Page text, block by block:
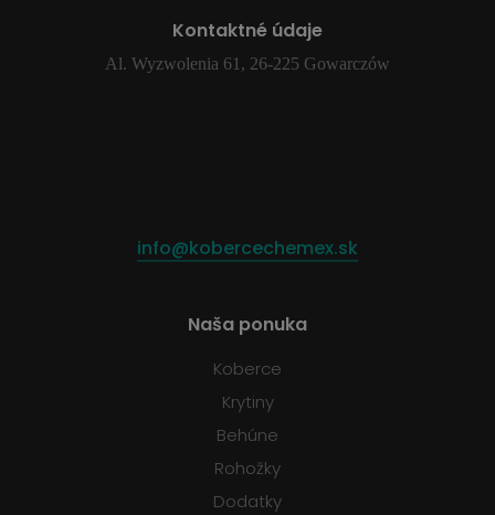
Kontaktné údaje
Al. Wyzwolenia 61, 26-225 Gowarczów
info@kobercechemex.sk
Naša ponuka
Koberce
Krytiny
Behúne
Rohožky
Dodatky